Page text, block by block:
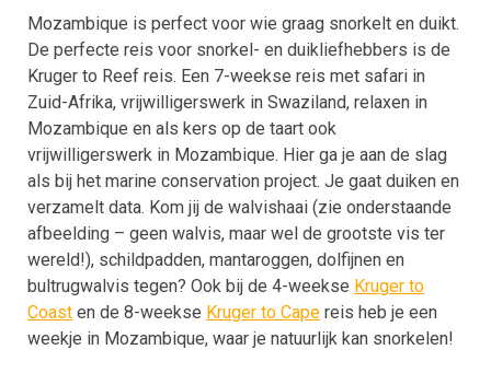
Mozambique is perfect voor wie graag snorkelt en duikt.
De perfecte reis voor snorkel- en duikliefhebbers is de
Kruger to Reef reis. Een 7-weekse reis met safari in
Zuid-Afrika, vrijwilligerswerk in Swaziland, relaxen in
Mozambique en als kers op de taart ook
vrijwilligerswerk in Mozambique. Hier ga je aan de slag
als bij het marine conservation project. Je gaat duiken en
verzamelt data. Kom jij de walvishaai (zie onderstaande
afbeelding – geen walvis, maar wel de grootste vis ter
wereld!), schildpadden, mantaroggen, dolfijnen en
bultrugwalvis tegen? Ook bij de 4-weekse Kruger to
Coast en de 8-weekse Kruger to Cape reis heb je een
weekje in Mozambique, waar je natuurlijk kan snorkelen!